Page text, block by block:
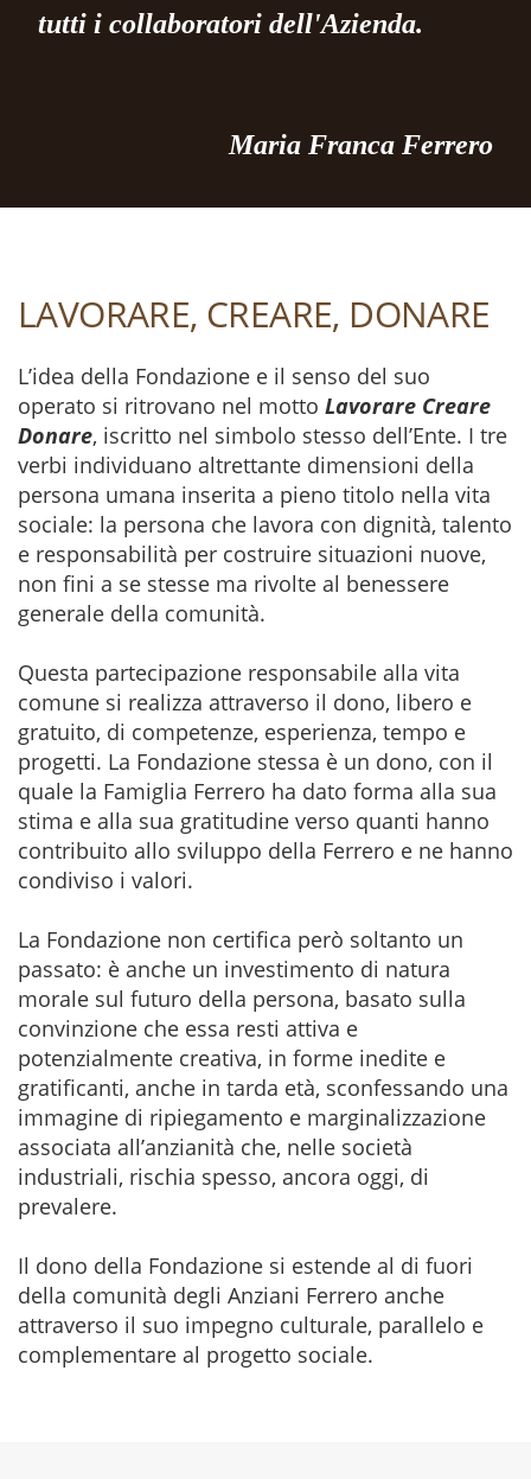
tutti i collaboratori dell'Azienda.
Maria Franca Ferrero
LAVORARE, CREARE, DONARE
L’idea della Fondazione e il senso del suo
operato si ritrovano nel motto Lavorare Creare
Donare, iscritto nel simbolo stesso dell’Ente. I tre
verbi individuano altrettante dimensioni della
persona umana inserita a pieno titolo nella vita
sociale: la persona che lavora con dignità, talento
e responsabilità per costruire situazioni nuove,
non fini a se stesse ma rivolte al benessere
generale della comunità.
Questa partecipazione responsabile alla vita
comune si realizza attraverso il dono, libero e
gratuito, di competenze, esperienza, tempo e
progetti. La Fondazione stessa è un dono, con il
quale la Famiglia Ferrero ha dato forma alla sua
stima e alla sua gratitudine verso quanti hanno
contribuito allo sviluppo della Ferrero e ne hanno
condiviso i valori.
La Fondazione non certifica però soltanto un
passato: è anche un investimento di natura
morale sul futuro della persona, basato sulla
convinzione che essa resti attiva e
potenzialmente creativa, in forme inedite e
gratificanti, anche in tarda età, sconfessando una
immagine di ripiegamento e marginalizzazione
associata all’anzianità che, nelle società
industriali, rischia spesso, ancora oggi, di
prevalere.
Il dono della Fondazione si estende al di fuori
della comunità degli Anziani Ferrero anche
attraverso il suo impegno culturale, parallelo e
complementare al progetto sociale.